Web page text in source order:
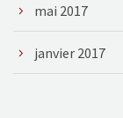
mai 2017
janvier 2017